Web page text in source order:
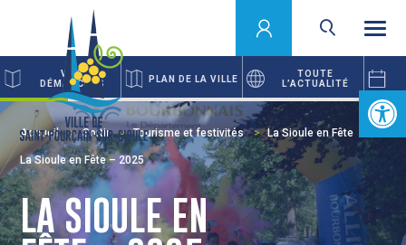
Ouvrir
VOS
DÉMARCHES
PLAN DE LA VILLE
TOUTE
L’ACTUALITÉ
Accueil Sortir Tourisme et festivités La Sioule en Fête
La Sioule en Fête – 2025
LA SIOULE EN